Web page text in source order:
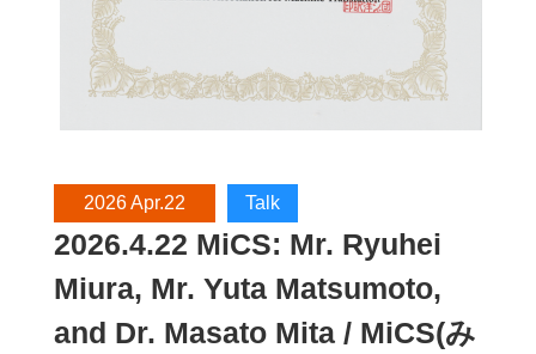
2026 Apr.22 Talk
2026.4.22 MiCS: Mr. Ryuhei
Miura, Mr. Yuta Matsumoto,
and Dr. Masato Mita / MiCS(み